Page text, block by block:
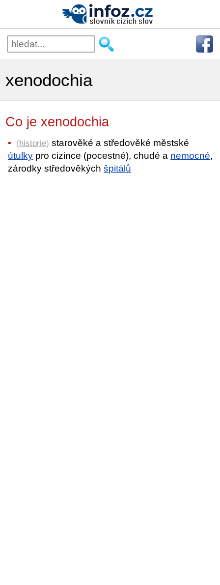
xenodochia
Co je xenodochia
(historie) starověké a středověké městské
útulky pro cizince (pocestné), chudé a nemocné,
zárodky středověkýchšpitálů